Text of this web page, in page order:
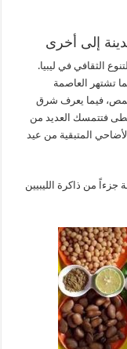
إلى أخرى
الثقافي في ليبيا.
تشتهر العاصمة
فيما يعرف شرق
فتتمسك العديد من
المتبقية من عيد
جزءاً من ذاكرة الليبيين